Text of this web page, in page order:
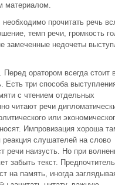
материалом.
необходимо прочитать речь
темп речи, громкость
замеченные недочеты
оратором всегда стоит
Есть три способа
с чтением отдельных
читают речи
или
Импровизация хороша
слушателей на слово
речи наизусть. Но при
забыть текст.
на память, иногда